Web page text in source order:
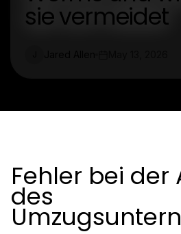
sie vermeidet
Fehler bei der
des